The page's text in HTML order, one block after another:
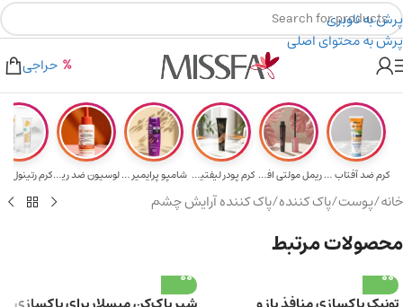
پرش به ناوبری
پرش به محتوای اصلی
۲٪ تخفیف روی سبد خرید برای روش کارت به کارت
هدیه برای خرید های بالای ۵ میلیون تومن
حراجی
کرم ضد آفتاب حا... ریمل مولتی افکت... کرم پودر لیفتین... شامپو پرایمیر پ... لوسیون ضد ریزش ...
خانه/پوست/پاک کننده/پاک کننده آرایش چشم
محصولات مرتبط